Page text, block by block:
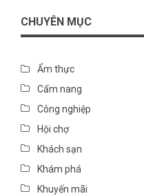
CHUYÊN MỤC
Ẩm thực
Cẩm nang
Công nghiệp
Hội chợ
Khách sạn
Khám phá
Khuyến mãi